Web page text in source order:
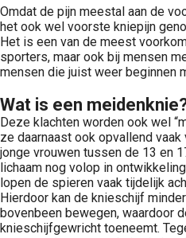
Omdat de pijn meestal aan de
het ook wel voorste kniepijn
Het is een van de meest
sporters, maar ook bij mensen
mensen die juist weer beginnen
Wat is een
Deze klachten worden ook wel
ze daarnaast ook opvallend
jonge vrouwen tussen de 13 en
lichaam nog volop in
lopen de spieren vaak tijdelijk
Hierdoor kan de knieschijf
bovenbeen bewegen, waardoor
knieschijfgewricht toeneemt.